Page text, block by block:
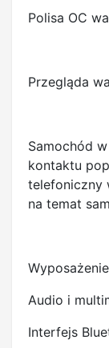
Polisa OC
Przegląda
Samochód
kontaktu
telefoniczny
na temat
Wyposażenie
Audio i
Interfejs